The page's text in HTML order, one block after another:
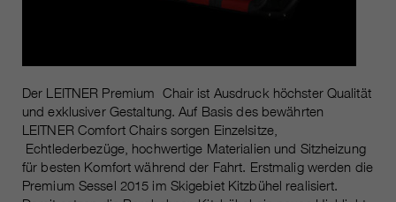
Der LEITNER Premium Chair ist Ausdruck höchster Qualität
und exklusiver Gestaltung. Auf Basis des bewährten
LEITNER Comfort Chairs sorgen Einzelsitze,
Echtlederbezüge, hochwertige Materialien und Sitzheizung
für besten Komfort während der Fahrt. Erstmalig werden die
Premium Sessel 2015 im Skigebiet Kitzbühel realisiert.
Name cookie_optin
Anbieter sgalinski Cookie Opt In
Anbieter Google Analytics
Laufzeit
Mehrere - variieren zwischen 2
Jahren und 6 Monaten oder noch
kürzer.